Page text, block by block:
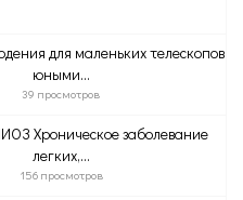
для маленьких телескопов
юными...
39 просмотров
Хроническое заболевание
легких,...
156 просмотров